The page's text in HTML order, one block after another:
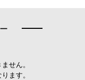
せん。
ます。